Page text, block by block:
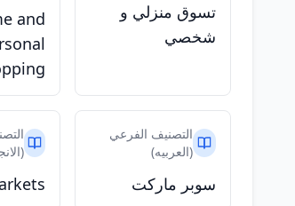
تسوق منزلي و
شخصي
and
التصنيف الفرعي
(العربيه)
سوبر ماركت